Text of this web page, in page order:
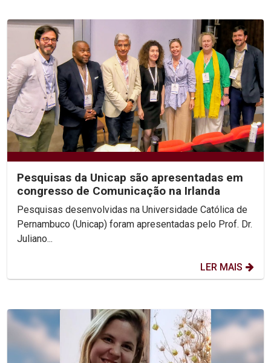
Pesquisas da Unicap são apresentadas em
congresso de Comunicação na Irlanda
Pesquisas desenvolvidas na Universidade Católica de
Pernambuco (Unicap) foram apresentadas pelo Prof. Dr.
Juliano...
LER MAIS